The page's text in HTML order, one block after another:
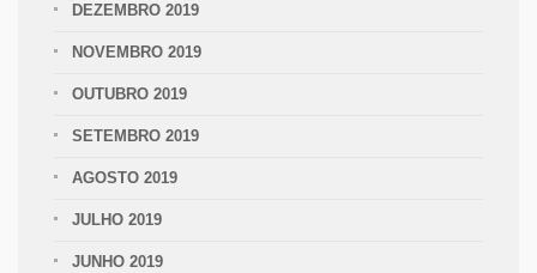
DEZEMBRO 2019
NOVEMBRO 2019
OUTUBRO 2019
SETEMBRO 2019
AGOSTO 2019
JULHO 2019
JUNHO 2019